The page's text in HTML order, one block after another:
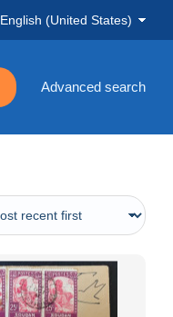
English (United States)
Advanced search